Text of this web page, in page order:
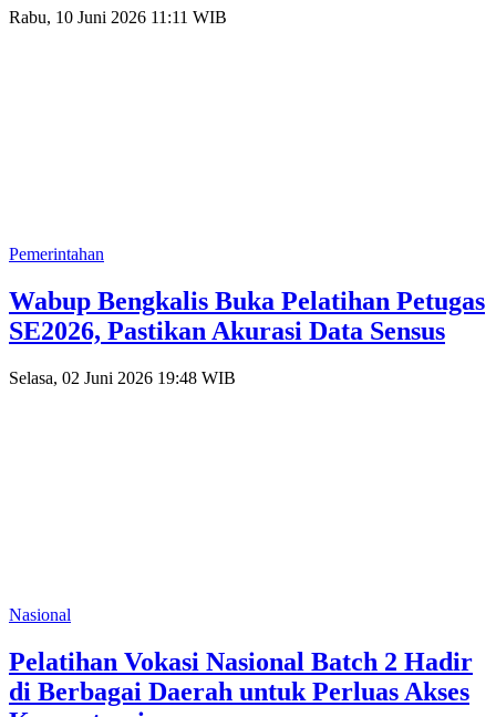
Rabu, 10 Juni 2026 11:11 WIB
Pemerintahan
Wabup Bengkalis Buka Pelatihan Petugas
SE2026, Pastikan Akurasi Data Sensus
Selasa, 02 Juni 2026 19:48 WIB
Nasional
Pelatihan Vokasi Nasional Batch 2 Hadir
di Berbagai Daerah untuk Perluas Akses